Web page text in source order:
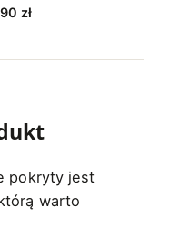
zł
pokryty jest
warto